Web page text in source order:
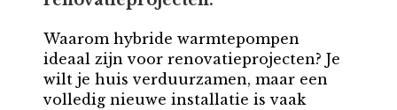
Waarom hybride warmtepompen
ideaal zijn voor renovatieprojecten? Je
wilt je huis verduurzamen, maar een
volledig nieuwe installatie is vaak